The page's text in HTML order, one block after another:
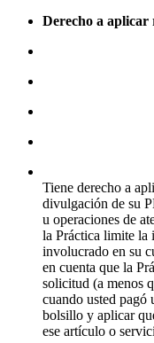
Derecho a aplicar
Tiene derecho a
divulgación de su
u operaciones de
la Práctica limite la
involucrado en su
en cuenta que la
solicitud (a menos
cuando usted pagó
bolsillo y aplicar
ese artículo o